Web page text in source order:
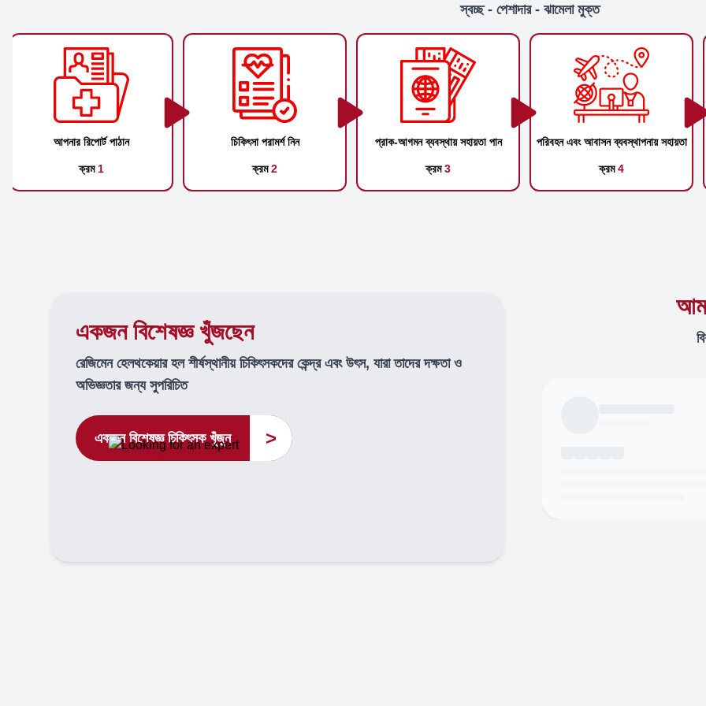
স্বচ্ছ - পেশাদার - ঝামেলা মুক্ত
আপনার রিপোর্ট পাঠান
ক্রম 1
চিকিৎসা পরামর্শ নিন
ক্রম2
প্রাক-আগমন ব্যবস্থায় সহায়তা পান
ক্রম3
পরিবহন এবং আবাসন ব্যবস্থাপনায় সহায়তা
ক্রম4
একজন বিশেষজ্ঞ খুঁজছেন
রেজিমেন হেলথকেয়ার হল শীর্ষস্থানীয় চিকিৎসকদের কেন্দ্র এবং উৎস, যারা তাদের দক্ষতা ও
অভিজ্ঞতার জন্য সুপরিচিত
একজন বিশেষজ্ঞ চিকিৎসক খুঁজুন >